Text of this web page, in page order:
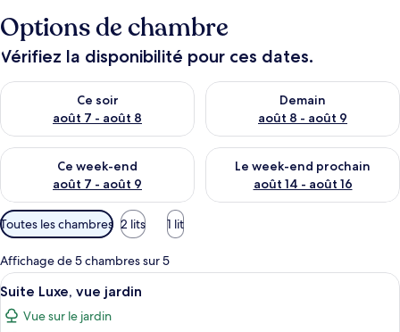
Options de chambre
Vérifiez la disponibilité pour ces dates.
Ce soir
août 7 - août 8
Vérifier la disponibilité pour ce soir août 7 - août 8
Demain
août 8 - août 9
Vérifier la disponibilité pour
Ce week-end
août 7 - août 9
Vérifier la disponibilité pour ce week-end août 7 - août 9
Le week-end prochain
août 14 - août 16
Vérifier la disponibilité pour
Filtres
disponibles
pour
les
chambres
Toutes les chambres 2 lits 1 lit
Affichage de 5 chambres sur 5
Afficher
toutes
les
Une chambre à coucher
10
Suite Luxe, vue jardin
Vue sur le jardin